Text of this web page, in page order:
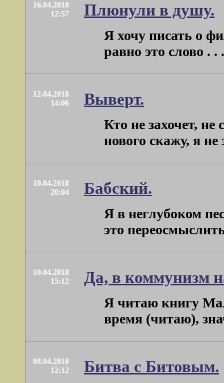
16.04.2018
12:57
Плюнули в душу.
Я хочу писать о
равно это слово . . .
12.04.2018
14:06
Выверт.
Кто не захочет,
нового скажу, я
10.04.2018
20:04
Бабский.
Я в неглубоком
это
10.04.2018
15:12
Да, в коммунизм
Я читаю книгу
время (читаю),
08.04.2018
12:12
Битва с Битовым.